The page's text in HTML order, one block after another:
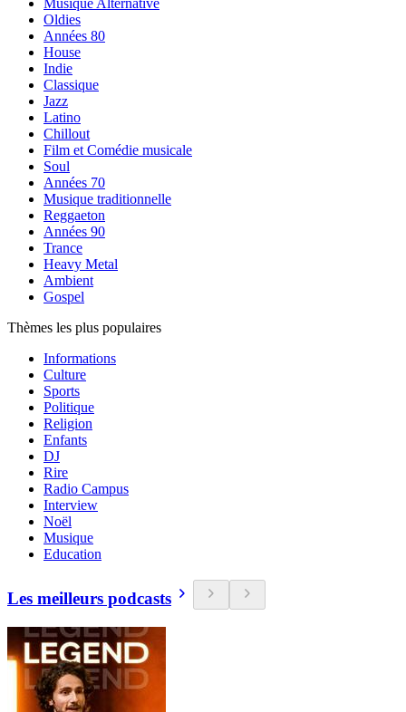
Musique Alternative
Oldies
Années 80
House
Indie
Classique
Jazz
Latino
Chillout
Film et Comédie musicale
Soul
Années 70
Musique traditionnelle
Reggaeton
Années 90
Trance
Heavy Metal
Ambient
Gospel
Thèmes les plus populaires
Informations
Culture
Sports
Politique
Religion
Enfants
DJ
Rire
Radio Campus
Interview
Noël
Musique
Education
Les meilleurs podcasts